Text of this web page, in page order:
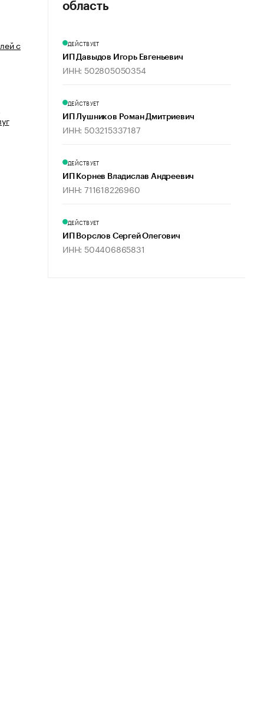
с
область
ДЕЙСТВУЕТ
ИП Давыдов Игорь Евгеньевич
ИНН: 502805050354
ДЕЙСТВУЕТ
ИП Лушников Роман Дмитриевич
ИНН: 503215337187
ДЕЙСТВУЕТ
ИП Корнев Владислав Андреевич
ИНН: 711618226960
ДЕЙСТВУЕТ
ИП Ворслов Сергей Олегович
ИНН: 504406865831